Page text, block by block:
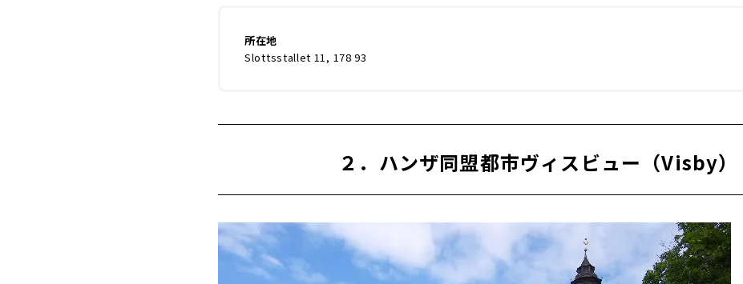
所在地
Slottsstallet 11, 178 93
２．ハンザ同盟都市ヴィスビュー（Visby）